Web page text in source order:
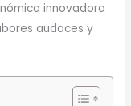
innovadora
audaces y